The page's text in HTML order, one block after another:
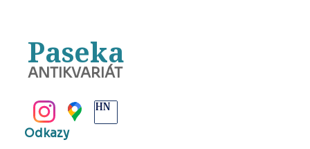
Paseka
ANTIKVARIÁT
Odkazy